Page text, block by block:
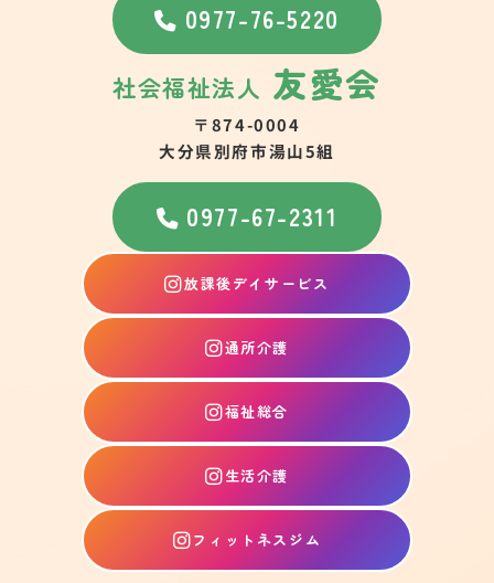
0977-76-5220
社会福祉法人 友愛会
〒874-0004
大分県別府市湯山5組
0977-67-2311
放課後デイサービス
通所介護
福祉総合
生活介護
フィットネスジム